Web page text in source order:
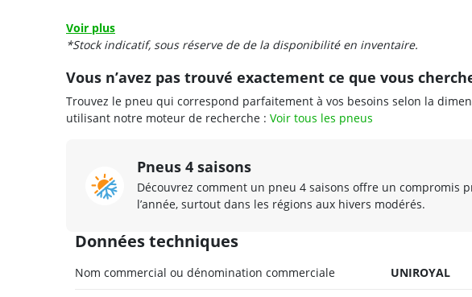
Voir plus
*Stock indicatif, sous réserve de de la disponibilité en inventaire.
Vous n’avez pas trouvé exactement ce que vous
Trouvez le pneu qui correspond parfaitement à vos besoins selon la
utilisant notre moteur de recherche : Voir tous les pneus
Pneus 4 saisons
Découvrez comment un pneu 4 saisons offre un compromis
l’année, surtout dans les régions aux hivers modérés.
Données techniques
Nom commercial ou dénomination commerciale UNIROYAL